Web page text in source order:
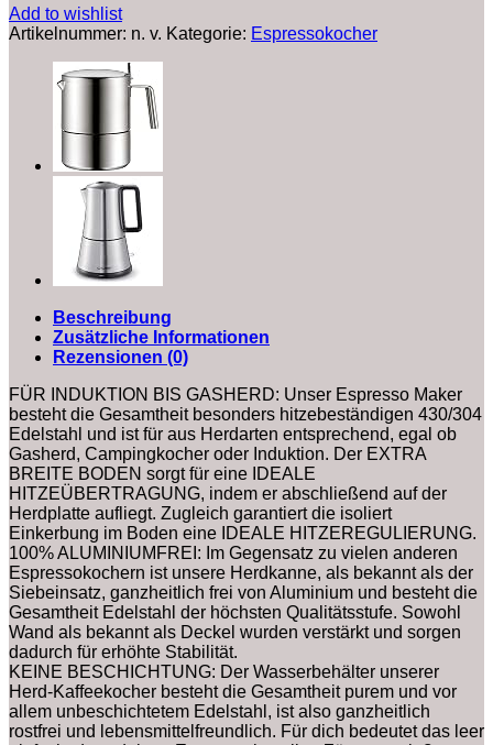
Add to wishlist
Artikelnummer: n. v. Kategorie: Espressokocher
Beschreibung
Zusätzliche Informationen
Rezensionen (0)
FÜR INDUKTION BIS GASHERD: Unser Espresso Maker
besteht die Gesamtheit besonders hitzebeständigen 430/304
Edelstahl und ist für aus Herdarten entsprechend, egal ob
Gasherd, Campingkocher oder Induktion. Der EXTRA
BREITE BODEN sorgt für eine IDEALE
HITZEÜBERTRAGUNG, indem er abschließend auf der
Herdplatte aufliegt. Zugleich garantiert die isoliert
Einkerbung im Boden eine IDEALE HITZEREGULIERUNG.
100% ALUMINIUMFREI: Im Gegensatz zu vielen anderen
Espressokochern ist unsere Herdkanne, als bekannt als der
Siebeinsatz, ganzheitlich frei von Aluminium und besteht die
Gesamtheit Edelstahl der höchsten Qualitätsstufe. Sowohl
Wand als bekannt als Deckel wurden verstärkt und sorgen
dadurch für erhöhte Stabilität.
KEINE BESCHICHTUNG: Der Wasserbehälter unserer
Herd-Kaffeekocher besteht die Gesamtheit purem und vor
allem unbeschichtetem Edelstahl, ist also ganzheitlich
rostfrei und lebensmittelfreundlich. Für dich bedeutet das leer